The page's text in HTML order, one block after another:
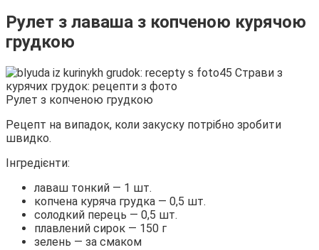
Рулет з лаваша з копченою курячою
грудкою
Рулет з копченою грудкою
Рецепт на випадок, коли закуску потрібно зробити
швидко.
Інгредієнти:
лаваш тонкий — 1 шт.
копчена куряча грудка — 0,5 шт.
солодкий перець — 0,5 шт.
плавлений сирок — 150 г
зелень — за смаком